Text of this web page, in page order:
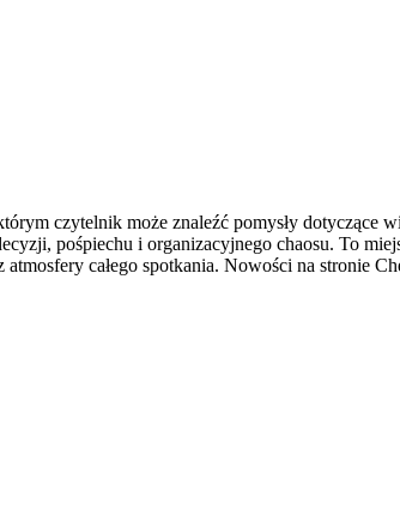
czytelnik może znaleźć pomysły dotyczące
pośpiechu i organizacyjnego chaosu. To
całego spotkania. Nowości na stronie